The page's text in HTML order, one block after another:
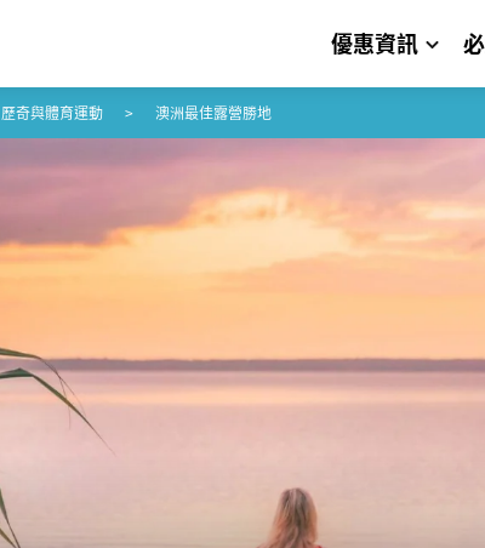
優惠資訊
歷奇與體育運動 澳洲最佳露營勝地